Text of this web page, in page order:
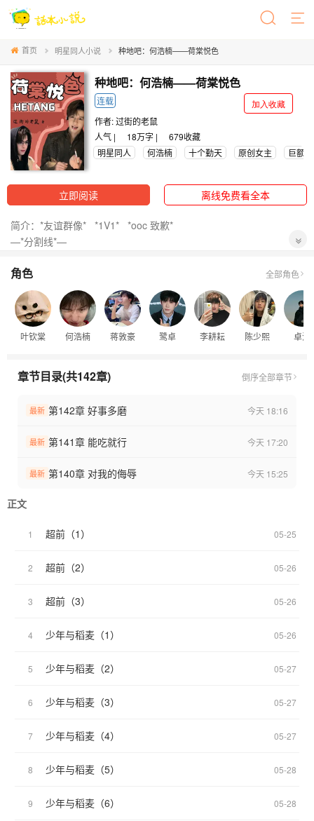
首页 明星同人小说 种地吧：何浩楠——荷棠悦色
种地吧：何浩楠——荷棠悦色
连载
加入收藏
作者:过街的老鼠
人气 |
18万字 | 679收藏
明星同人
何浩楠 十个勤天 原创女主 巨额
立即阅读 离线免费看全本
简介：*友谊群像* *1V1* *ooc 致歉*
—*分割线*—
棠，在接下来的半年时间，希望哥哥们多多关照。”
某日，她伫立在这片土地上，心底的伤痛都被缓缓抚平。望着身旁
兄弟们嬉笑打闹的模样，久违的归属感，终于在此刻悄然降临。
—*分割线*—
内敛，高敏，细心，INFJ
“后陡门嘴硬排行榜前四”
“后陡门厨神排行榜第三”
“后陡门忍者神龟”
“后陡门第一小苦瓜”
—*分割线*—
每日一更，周末或假期加更一到两章
签约时间：2026 年 6 月 2 日
全文按照综艺正片节奏进行
内容有私设
角色 全部角色
叶钦棠 何浩楠 蒋敦豪 鹭卓 李耕耘 陈少熙 卓沅
章节目录(共142章) 倒序全部章节
最新 第142章 好事多磨 今天 18:16
最新 第141章 能吃就行 今天 17:20
最新 第140章 对我的侮辱 今天 15:25
正文
1 超前（1） 05-25
2 超前（2） 05-26
3 超前（3） 05-26
4 少年与稻麦（1） 05-26
5 少年与稻麦（2） 05-27
6 少年与稻麦（3） 05-27
7 少年与稻麦（4） 05-27
8 少年与稻麦（5） 05-28
9 少年与稻麦（6） 05-28